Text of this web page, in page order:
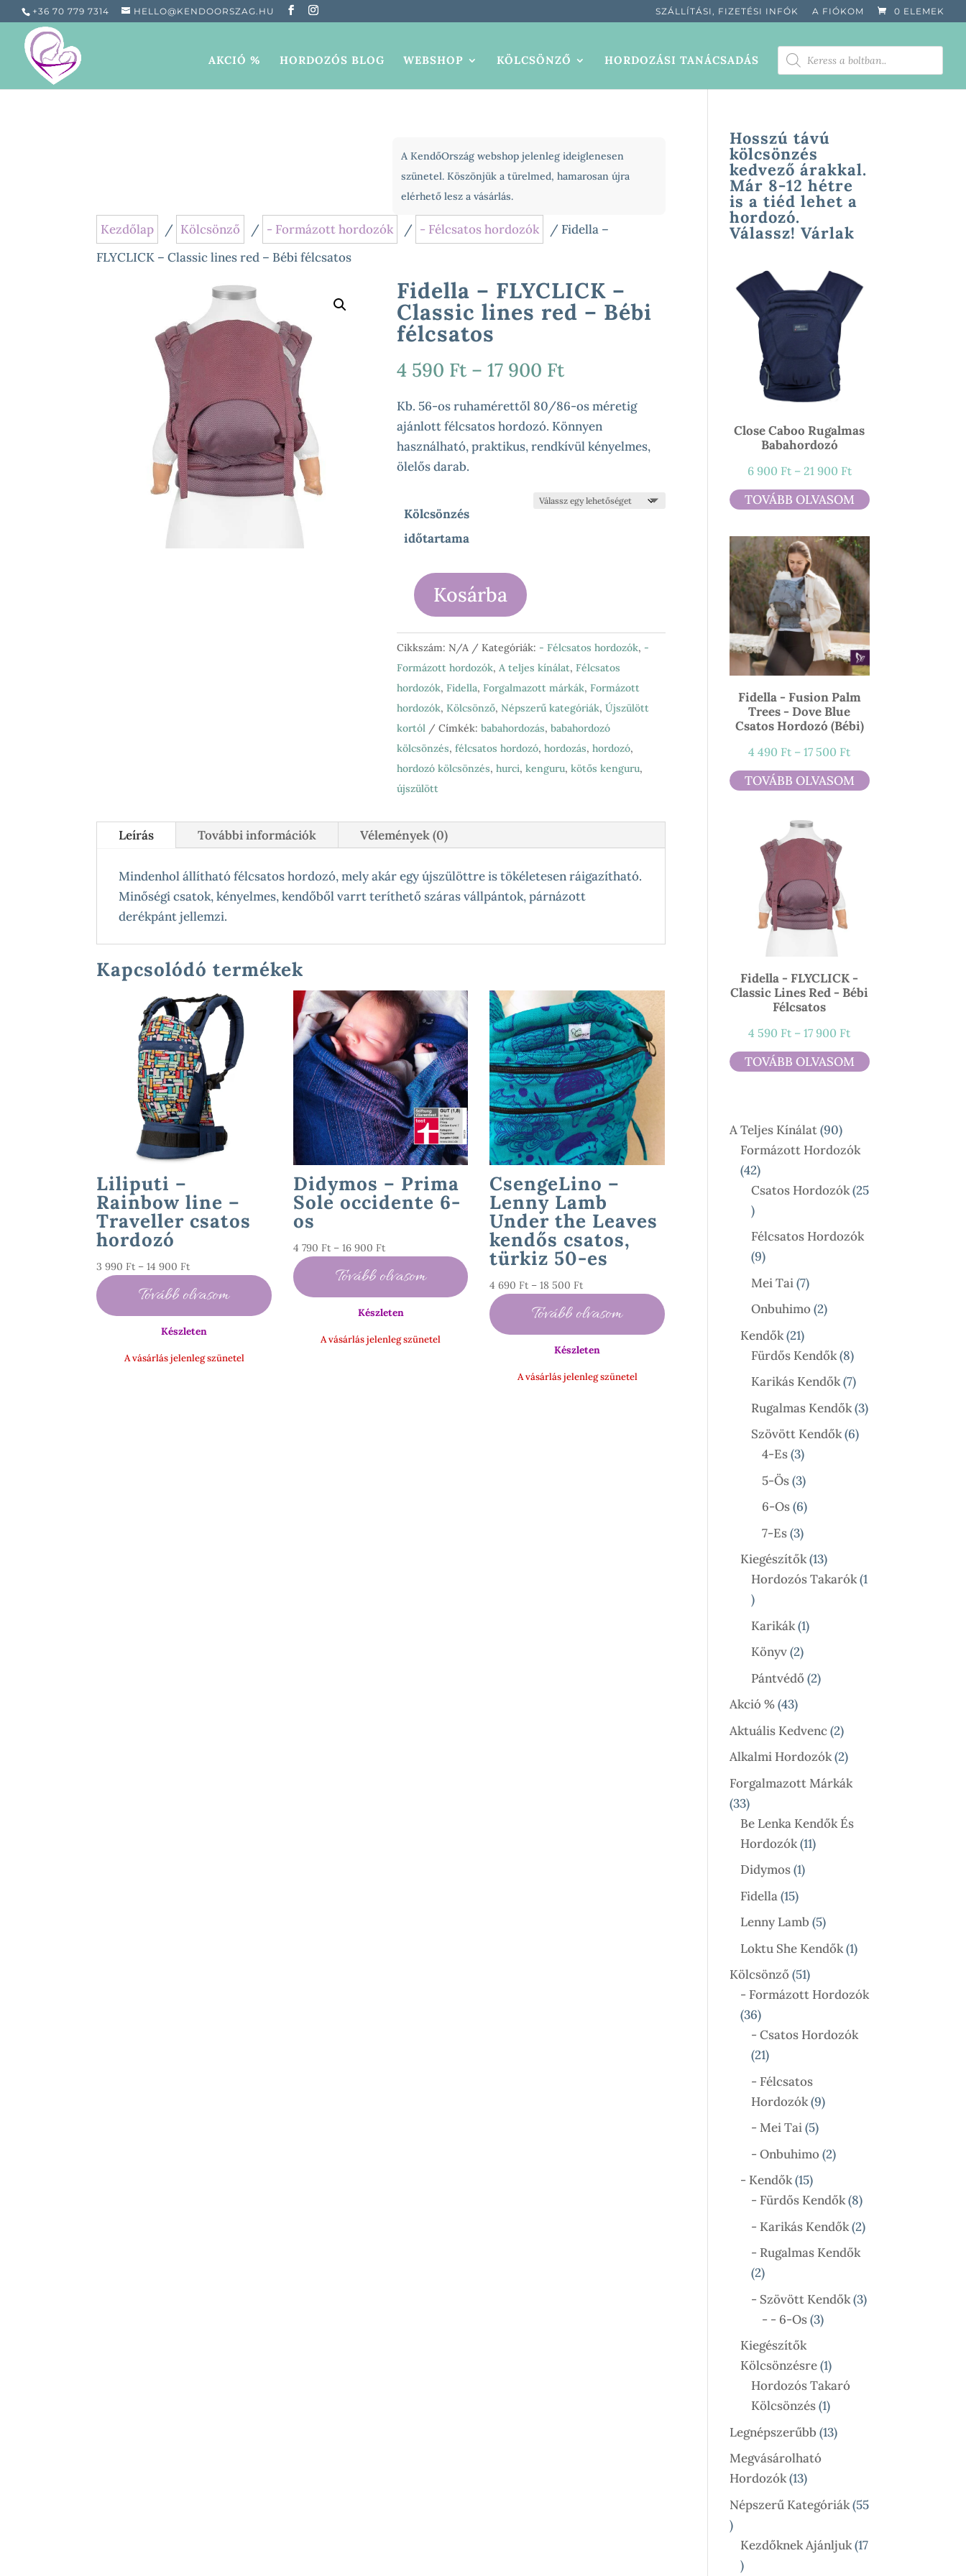
+36 70 779 7314 HELLO@KENDOORSZAG.HU SZÁLLÍTÁSI, FIZETÉSI INFÓK A FIÓKOM 0 ELEMEK
AKCIÓ % HORDOZÓS BLOG WEBSHOP KÖLCSÖNZŐ HORDOZÁSI TANÁCSADÁS
PRODUCTS
SEARCH
A KendőOrszág webshop jelenleg ideiglenesen
szünetel. Köszönjük a türelmed, hamarosan újra
elérhető lesz a vásárlás.
Kezdőlap / Kölcsönző / - Formázott hordozók / - Félcsatos hordozók
/ Fidella –
FLYCLICK – Classic lines red – Bébi félcsatos
Fidella – FLYCLICK –
Classic lines red – Bébi
félcsatos
4 590 Ft – 17 900 FtÁrtartomány:
590 Ft
-
17
Kb. 56-os ruhamérettől 80/86-os méretig
ajánlott félcsatos hordozó. Könnyen
használható, praktikus, rendkívül kényelmes,
ölelős darab.
Kölcsönzés
időtartama
Fidella
FLYCLICK
-
Classic
lines
red
-
Bébi
félcsatos
Kosárba
Cikkszám: N/A Kategóriák: - Félcsatos hordozók, -
Formázott hordozók, A teljes kínálat, Félcsatos
hordozók, Fidella, Forgalmazott márkák, Formázott
hordozók, Kölcsönző, Népszerű kategóriák, Újszülött
kortól
Címkék: babahordozás, babahordozó
kölcsönzés, félcsatos hordozó, hordozás, hordozó,
hordozó kölcsönzés, hurci, kenguru, kötős kenguru,
újszülött
Leírás További információk Vélemények (0)
Mindenhol állítható félcsatos hordozó, mely akár egy újszülöttre is tökéletesen ráigazítható.
Minőségi csatok, kényelmes, kendőből varrt teríthető száras vállpántok, párnázott
derékpánt jellemzi.
Kapcsolódó termékek
Liliputi –
Rainbow line –
Traveller csatos
hordozó
3 990 Ft – 14 900 FtÁrtartomány:
990 Ft
-
14
Tovább olvasom
Készleten
A vásárlás jelenleg szünetel
Didymos – Prima
Sole occidente 6-
os
4 790 Ft – 16 900 FtÁrtartomány:
790 Ft
-
16
Tovább olvasom
Készleten
A vásárlás jelenleg szünetel
CsengeLino –
Lenny Lamb
Under the Leaves
kendős csatos,
türkiz 50-es
4 690 Ft – 18 500 FtÁrtartomány:
690 Ft
-
18
Tovább olvasom
Készleten
A vásárlás jelenleg szünetel
Hosszú távú
kölcsönzés
kedvező árakkal.
Már 8-12 hétre
is a tiéd lehet a
hordozó.
Válassz! Várlak
Close Caboo Rugalmas
Babahordozó
6 900 Ft – 21 900 FtÁrtartomány:
6
900 Ft
21
900 Ft
TOVÁBB OLVASOM
Fidella - Fusion Palm
Trees - Dove Blue
Csatos Hordozó (bébi)
4 490 Ft – 17 500 FtÁrtartomány:
4
490 Ft
TOVÁBB OLVASOM
Fidella - FLYCLICK -
Classic Lines Red - Bébi
Félcsatos
4 590 Ft – 17 900 FtÁrtartomány:
4
590 Ft
TOVÁBB OLVASOM
A Teljes Kínálat 9090
Termék
Formázott Hordozók
4242
Termék
Csatos Hordozók 25
25
Termék
Félcsatos Hordozók
99
Termék
Mei Tai 77
Termék
Onbuhimo 22
Kendők 2121
Termék
Fürdős Kendők 88
Termék
Karikás Kendők 77
Termék
Rugalmas Kendők 33
Szövött Kendők 66
4-Es 33
Termék
5-Ös 33
Termék
6-Os 66
7-Es 33
Termék
Kiegészítők 1313
Termék
Hordozós Takarók 1
1
Termék
Karikák 11
Könyv 22
Termék
Pántvédő 22
Akció % 4343
Termék
Aktuális Kedvenc 22
Termék
Alkalmi Hordozók 22
Termék
Forgalmazott Márkák
3333
Termék
Be Lenka Kendők És
Hordozók 1111
Didymos 11
Fidella 1515
Termék
Lenny Lamb 55
Termék
Loktu She Kendők 11
Kölcsönző 5151
Termék
- Formázott Hordozók
3636
Termék
- Csatos Hordozók
2121
Termék
- Félcsatos
Hordozók 99
- Mei Tai 55
Termék
- Onbuhimo 22
- Kendők 1515
Termék
- Fürdős Kendők 88
Termék
- Karikás Kendők 22
- Rugalmas Kendők
22
Termék
- Szövött Kendők 33
- - 6-Os 33
Kiegészítők
Kölcsönzésre 11
Termék
Hordozós Takaró
Kölcsönzés 11
Termék
Legnépszerűbb 1313
Megvásárolható
Hordozók 1313
Termék
Népszerű Kategóriák 55
55
Termék
Kezdőknek Ajánljuk 17
17